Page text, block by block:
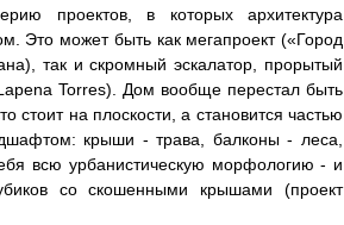
проектов, в которых архитектура
Это может быть как мегапроект («Город
так и скромный эскалатор, прорытый
Torres). Дом вообще перестал быть
на плоскости, а становится частью
крыши - трава, балконы - леса,
всю урбанистическую морфологию - и
со скошенными крышами (проект